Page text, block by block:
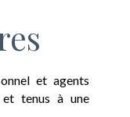
et agents
et tenus à une